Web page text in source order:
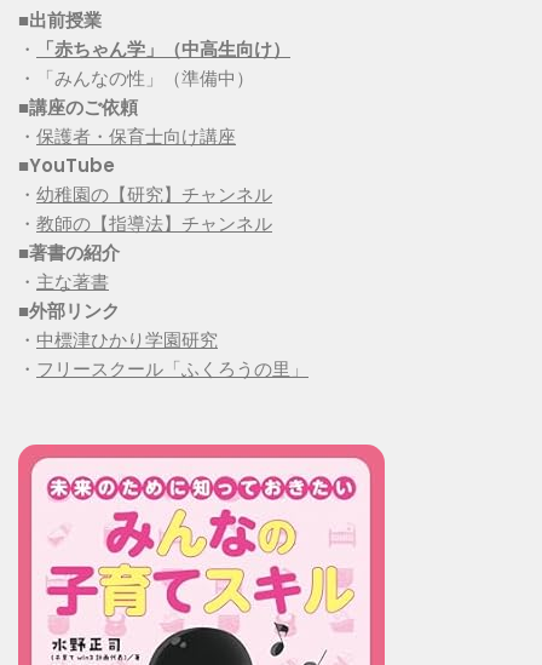
■出前授業
・
「赤ちゃん学」（中高生向け）
・「みんなの性」（準備中）
■講座のご依頼
・ 保護者・保育士向け講座
■YouTube
・ 幼稚園の【研究】チャンネル
・ 教師の【指導法】チャンネル
■著書の紹介
・ 主な著書
■外部リンク
・ 中標津ひかり学園研究
・ フリースクール「ふくろうの里」